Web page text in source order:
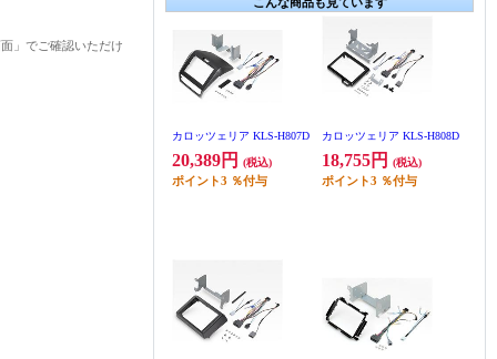
カロッツェリア KLS-H807D
20,389円 (税込)
ポイント3 ％付与
カロッツェリア KLS-H808D
18,755円 (税込)
ポイント3 ％付与
」でご確認いただけ